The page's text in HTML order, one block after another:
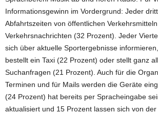
Informationsgewinn im Vordergrund: Jeder
Abfahrtszeiten von öffentlichen
Verkehrsnachrichten (32 Prozent). Jeder
sich über aktuelle Sportergebnisse
bestellt ein Taxi (22 Prozent) oder stellt ganz
Suchanfragen (21 Prozent). Auch für die
Terminen und für Mails werden die Geräte
(24 Prozent) hat bereits per Spracheingabe
aktualisiert und 15 Prozent lassen sich von